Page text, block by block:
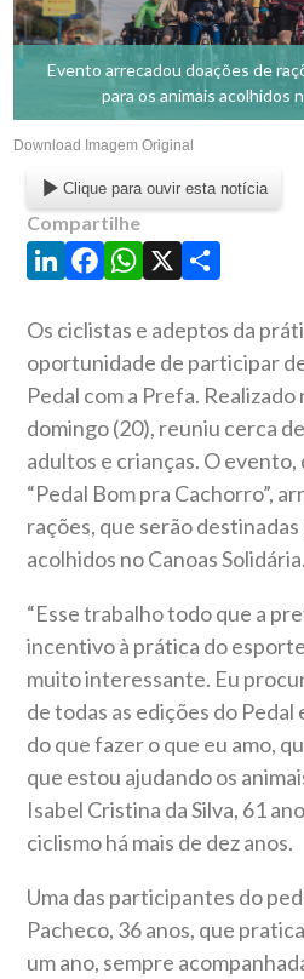
Evento arrecadou doações de
para os animais acolhidos
Download Imagem Original
Clique para ouvir esta notícia
Compartilhe
LinkedIn
Facebook
WhatsApp
X Share
Os ciclistas e adeptos da
oportunidade de participar
Pedal com a Prefa. Realizado
domingo (20), reuniu cerca
adultos e crianças. O
“Pedal Bom pra Cachorro”,
rações, que serão destinadas
acolhidos no Canoas Solidária.
“Esse trabalho todo que a
incentivo à prática do
muito interessante. Eu
de todas as edições do
do que fazer o que eu amo,
que estou ajudando os
Isabel Cristina da Silva, 61
ciclismo há mais de dez anos.
Uma das participantes do
Pacheco, 36 anos, que
um ano, sempre